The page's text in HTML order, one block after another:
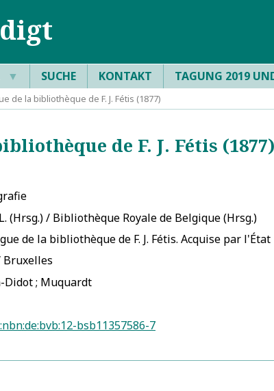
▼ SUCHE KONTAKT TAGUNG 2019
de la bibliothèque de F. J. Fétis (1877)
de F. J. Fétis (1877)
(Hrsg.) / Bibliothèque Royale de Belgique (Hrsg.)
de la bibliothèque de F. J. Fétis. Acquise par
Bruxelles
Didot ; Muquardt
bsb11357586-7